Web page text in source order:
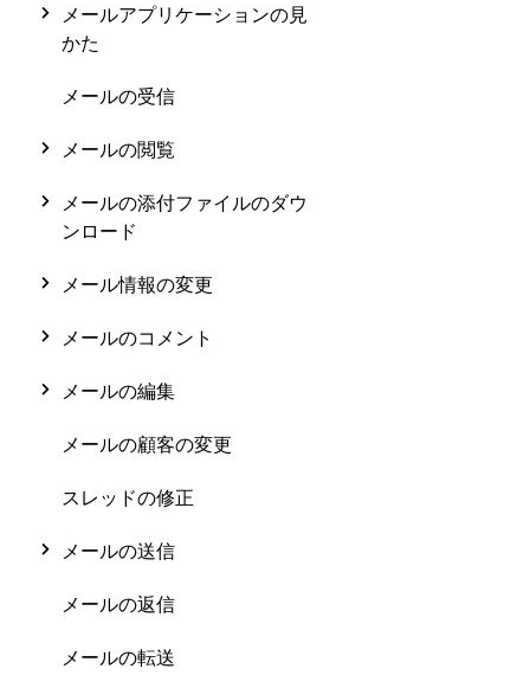
メールアプリケーションの見
かた
メールの受信
メールの閲覧
メールの添付ファイルのダウ
ンロード
メール情報の変更
メールのコメント
メールの編集
メールの顧客の変更
スレッドの修正
メールの送信
メールの返信
メールの転送